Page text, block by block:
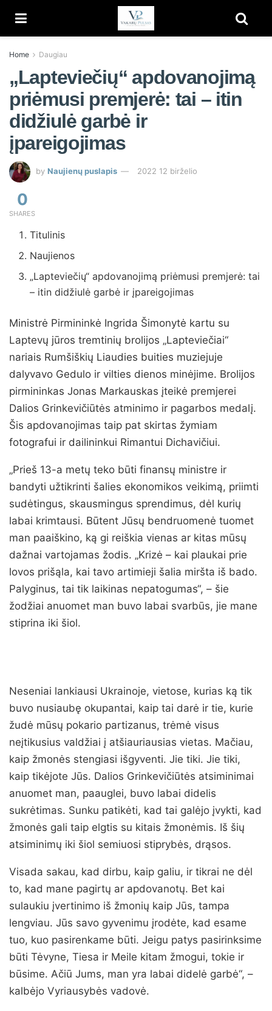
Home Daugiau
„Lapteviečių“ apdovanojimą
priėmusi premjerė: tai – itin
didžiulė garbė ir
įpareigojimas
by Naujienų puslapis 2022 12 birželio
0
SHARES
Titulinis
Naujienos
„Lapteviečių“ apdovanojimą priėmusi premjerė: tai
– itin didžiulė garbė ir įpareigojimas
Ministrė Pirmininkė Ingrida Šimonytė kartu su
Laptevų jūros tremtinių brolijos „Lapteviečiai“
nariais Rumšiškių Liaudies buities muziejuje
dalyvavo Gedulo ir vilties dienos minėjime. Brolijos
pirmininkas Jonas Markauskas įteikė premjerei
Dalios Grinkevičiūtės atminimo ir pagarbos medalį.
Šis apdovanojimas taip pat skirtas žymiam
fotografui ir dailininkui Rimantui Dichavičiui.
„Prieš 13-a metų teko būti finansų ministre ir
bandyti užtikrinti šalies ekonomikos veikimą, priimti
sudėtingus, skausmingus sprendimus, dėl kurių
labai krimtausi. Būtent Jūsų bendruomenė tuomet
man paaiškino, ką gi reiškia vienas ar kitas mūsų
dažnai vartojamas žodis. „Krizė – kai plaukai prie
lovos prišąla, kai tavo artimieji šalia miršta iš bado.
Palyginus, tai tik laikinas nepatogumas“, – šie
žodžiai anuomet man buvo labai svarbūs, jie mane
stiprina iki šiol.
Neseniai lankiausi Ukrainoje, vietose, kurias ką tik
buvo nusiaubę okupantai, kaip tai darė ir tie, kurie
žudė mūsų pokario partizanus, trėmė visus
neįtikusius valdžiai į atšiauriausias vietas. Mačiau,
kaip žmonės stengiasi išgyventi. Jie tiki. Jie tiki,
kaip tikėjote Jūs. Dalios Grinkevičiūtės atsiminimai
anuomet man, paauglei, buvo labai didelis
sukrėtimas. Sunku patikėti, kad tai galėjo įvykti, kad
žmonės gali taip elgtis su kitais žmonėmis. Iš šių
atsiminimų iki šiol semiuosi stiprybės, drąsos.
Visada sakau, kad dirbu, kaip galiu, ir tikrai ne dėl
to, kad mane pagirtų ar apdovanotų. Bet kai
sulaukiu įvertinimo iš žmonių kaip Jūs, tampa
lengviau. Jūs savo gyvenimu įrodėte, kad esame
tuo, kuo pasirenkame būti. Jeigu patys pasirinksime
būti Tėvyne, Tiesa ir Meile kitam žmogui, tokie ir
būsime. Ačiū Jums, man yra labai didelė garbė“, –
kalbėjo Vyriausybės vadovė.